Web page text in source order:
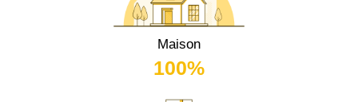
Maison
100%